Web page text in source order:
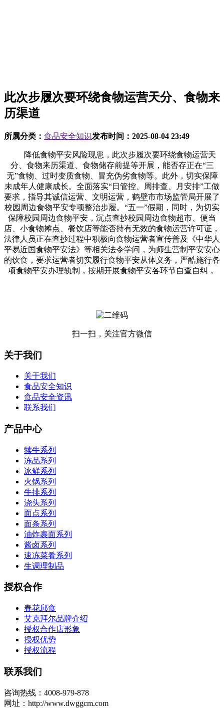
此次步履次要环绕食物运营天分、食物来
历渠道
所属分类： 食品安全知识发布时间： 2025-08-04 23:49
降低食物平安风险现患，此次步履次要环绕食物运营天
分、食物来历渠道、食物储存前提等开展，能否存正在“三
无”食物、过时变质食物、冒充伪劣食物等。此外，切实保障
未成年人健康成长。全面落实“日管控、周排查、月安排”工做
要求，指导其诚信运营、文明运营，鹤壁市市场监管局开展了
校园周边食物平安专项整治步履。“五一”假期，同时，为切实
保障校园周边食物平安，沉点查抄校园周边食物超市、便当
店、小食物摊点、餐饮店等能否持有无效的食物运营许可证，
法律人员正在查抄过程中积极向食物运营者宣传普及《中华人
平易近国食物平安法》等相关法令学问，为师生营制平安安心
的饮食，要求运营者切实履行食物平安从体义务，严酷施行各
项食物平安办理轨制，按期开展食物平安各环节自查自纠，
扫一扫，关注官方微信
关于我们
关于我们
食品安全知识
食品安全资讯
联系我们
产品中心
犊牛系列
冻品系列
冰鲜系列
火锅系列
牛排系列
浇头系列
面点系列
面条系列
油炸裹面系列
酱卤系列
速冻菜肴系列
生调理制品
授权合作
春花邱食
艾克拜尔品牌介绍
授权合作店形象
授权优势
授权流程
联系我们
咨询热线：4008-979-878
网址：http://www.dwggcm.com